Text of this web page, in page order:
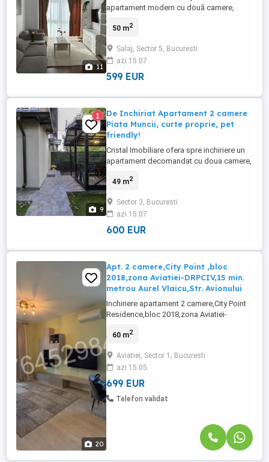
11
apartament modern cu două camere,
aflat la prima închiriere într-un imobil nou
suprafață utilă de 50 mp (55 mp
construiți), fiind situată la parterul unui
bloc modern cu 10 etaje ...
50 m2
Salaj, Sector 5, Bucuresti
azi 15:07
599 EUR
9
1
De Inchiriat Apartament 2 camere
Piata Muncii, curte proprie, pet
friendly!
Cristal Imobiliare ofera spre inchiriere un
apartament decomandat cu doua camere,
unei vile cochete intr-o zona extrem de
suprafata utila de 49 mp, a fost recent
renovata, beneficiaza de instalatii noi si de
mobilier ...
49 m2
Sector 3, Bucuresti
azi 15:07
600 EUR
20
Apt. 2 camere,City Point ,bloc
2018,zona Aviatiei-DRPCIV,15 min.
metrou Aurel Vlaicu,Str. Avionului
Inchiriere apartament 2 camere,City Point
Residence,bloc 2018,zona Aviatiei-
Avionului 52-70,decomandat,suprafata
mobilata si utilat modern. Comision
0(zero)! Aici gasiti si un video de
prezentare al proprietatii youtu.be
60 m2
Aviatiei, Sector 1, Bucuresti
azi 15:05
699 EUR
Telefon validat